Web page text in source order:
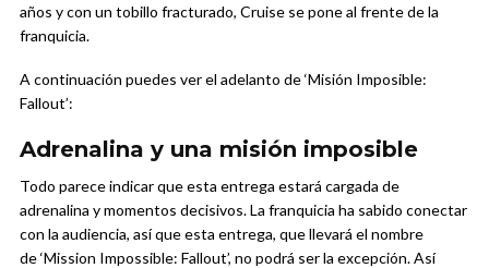
años y con un tobillo fracturado, Cruise se pone al frente de la
franquicia.
A continuación puedes ver el adelanto de ‘Misión Imposible:
Fallout’:
Adrenalina y una misión imposible
Todo parece indicar que esta entrega estará cargada de
adrenalina y momentos decisivos. La franquicia ha sabido conectar
con la audiencia, así que esta entrega, que llevará el nombre
de ‘Mission Impossible: Fallout’, no podrá ser la excepción. Así